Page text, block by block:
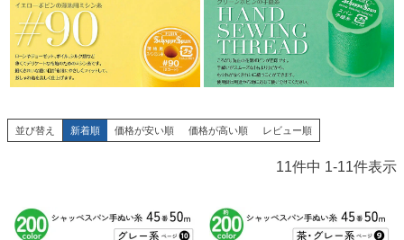
並び替え 新着順 価格が安い順 価格が高い順 レビュー順
11件中 1-11件表示